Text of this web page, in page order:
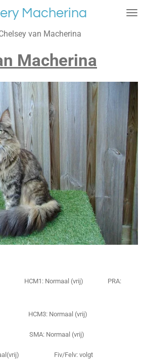
Macherina
van Macherina
Macherina
HCM1: Normaal (vrij) PRA:
HCM3: Normaal (vrij)
N SMA: Normaal (vrij)
Fiv/Felv: volgt